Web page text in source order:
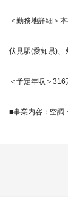
＜勤務地詳細＞
伏見駅(愛知県)、
＜予定年収＞
■事業内容：空調